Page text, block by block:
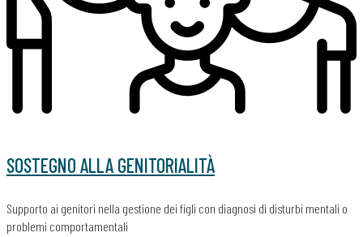
SOSTEGNO ALLA GENITORIALITÀ
Supporto ai genitori nella gestione dei figli con diagnosi di disturbi mentali o
problemi comportamentali